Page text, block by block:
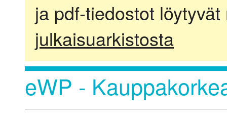
ja pdf-tiedostot
julkaisuarkistosta
eWP -